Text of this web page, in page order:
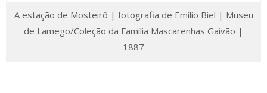
A estação de Mosteirô | fotografia de Emílio Biel | Museu
de Lamego/Coleção da Família Mascarenhas Gaivão |
1887